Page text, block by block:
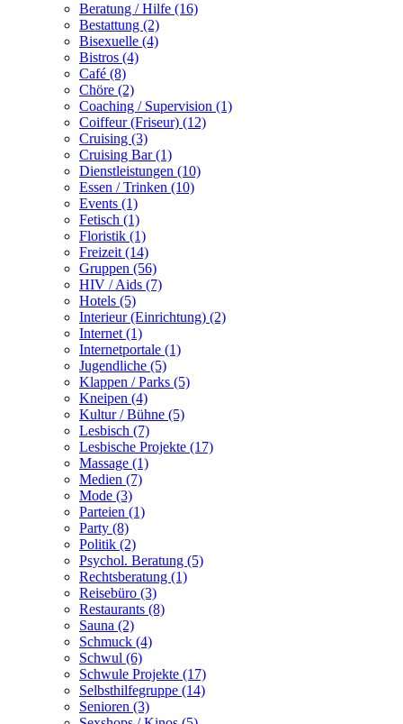
Beratung / Hilfe (16)
Bestattung (2)
Bisexuelle (4)
Bistros (4)
Café (8)
Chöre (2)
Coaching / Supervision (1)
Coiffeur (Friseur) (12)
Cruising (3)
Cruising Bar (1)
Dienstleistungen (10)
Essen / Trinken (10)
Events (1)
Fetisch (1)
Floristik (1)
Freizeit (14)
Gruppen (56)
HIV / Aids (7)
Hotels (5)
Interieur (Einrichtung) (2)
Internet (1)
Internetportale (1)
Jugendliche (5)
Klappen / Parks (5)
Kneipen (4)
Kultur / Bühne (5)
Lesbisch (7)
Lesbische Projekte (17)
Massage (1)
Medien (7)
Mode (3)
Parteien (1)
Party (8)
Politik (2)
Psychol. Beratung (5)
Rechtsberatung (1)
Reisebüro (3)
Restaurants (8)
Sauna (2)
Schmuck (4)
Schwul (6)
Schwule Projekte (17)
Selbsthilfegruppe (14)
Senioren (3)